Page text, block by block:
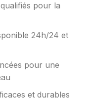
pour la
24h/24 et
pour une
et durables